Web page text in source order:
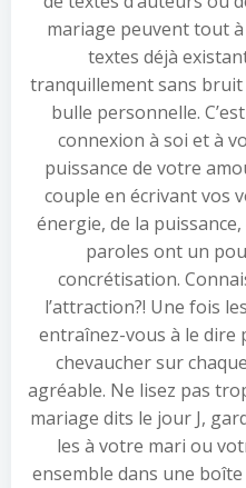
mariage peuvent tout
textes déjà
tranquillement sans
bulle personnelle.
connexion à soi et à
puissance de votre
couple en écrivant vos
énergie, de la
paroles ont un
concrétisation.
l’attraction?! Une fois
entraînez-vous à le dire
chevaucher sur
agréable. Ne lisez pas
mariage dits le jour J,
les à votre mari ou
ensemble dans une